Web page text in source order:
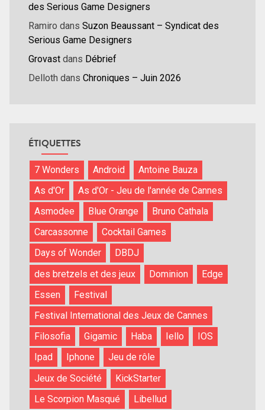
des Serious Game Designers
Ramiro dans Suzon Beaussant – Syndicat des
Serious Game Designers
Grovast dans Débrief
Delloth dans Chroniques – Juin 2026
ÉTIQUETTES
7 Wonders Android
Antoine Bauza
As d'Or
As d'Or - Jeu de l'année de Cannes
Asmodee
Blue Orange
Bruno Cathala
Carcassonne
Cocktail Games
Days of Wonder
DBDJ
des bretzels et des jeux
Dominion
Edge
Essen
Festival
Festival International des Jeux de Cannes
Filosofia
Gigamic Haba Iello
IOS
Ipad
Iphone
Jeu de rôle
Jeux de Société
KickStarter
Le Scorpion Masqué
Libellud